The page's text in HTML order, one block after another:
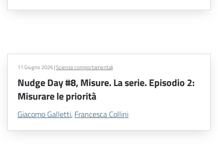
11 Giugno 2026|Scienze comportamentali
Nudge Day #8, Misure. La serie. Episodio 2:
Misurare le priorità
Giacomo Galletti, Francesca Collini